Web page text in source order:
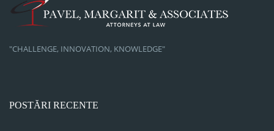
"CHALLENGE, INNOVATION, KNOWLEDGE"
POSTĂRI RECENTE